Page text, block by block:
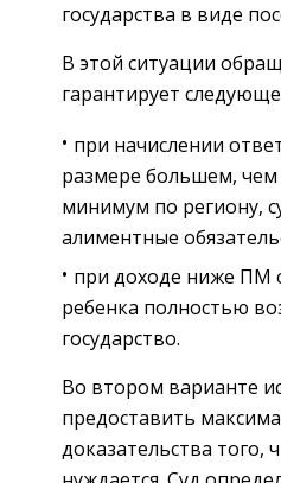
государства в виде
В этой ситуации
гарантирует
при начислении
размере большем,
минимум по региону,
алиментные
при доходе ниже ПМ
ребенка полностью
государство.
Во втором варианте
предоставить
доказательства того,